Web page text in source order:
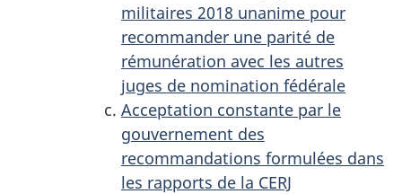
militaires 2018 unanime pour
recommander une parité de
rémunération avec les autres
juges de nomination fédérale
Acceptation constante par le
gouvernement des
recommandations formulées dans
les rapports de la CERJ